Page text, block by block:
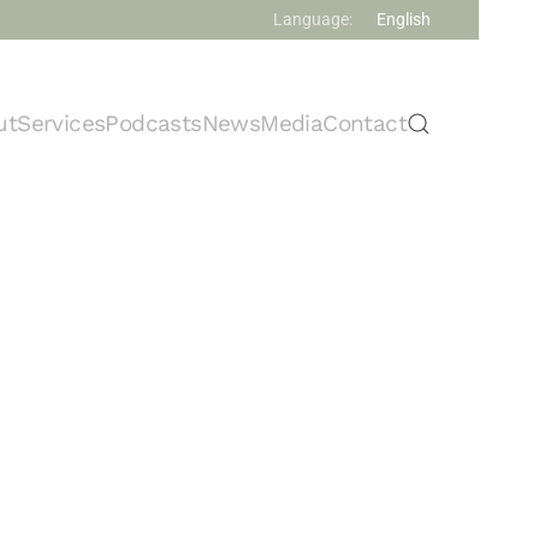
Language: English
ServicesPodcastsNewsMediaContact